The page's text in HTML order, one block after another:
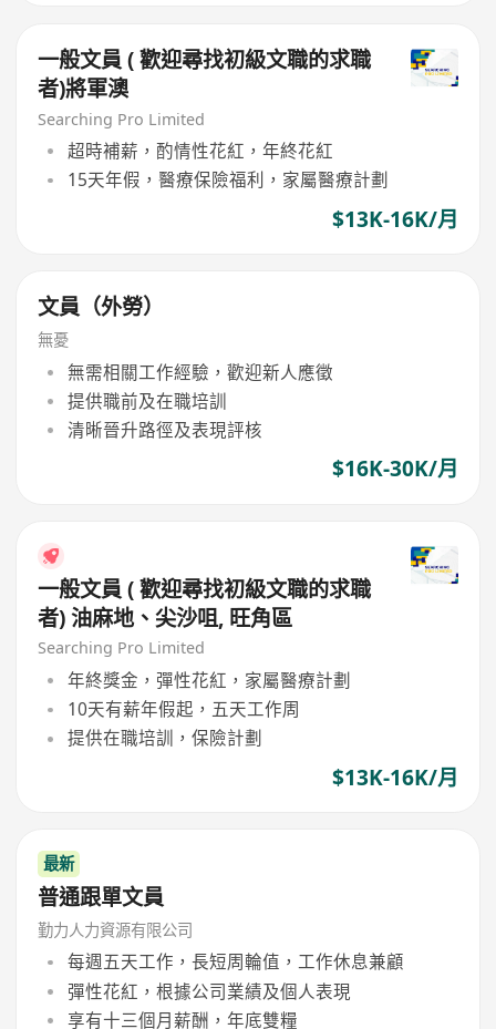
一般文員 ( 歡迎尋找初級文職的求職
者)將軍澳
Searching Pro Limited
超時補薪，酌情性花紅，年終花紅
15天年假，醫療保險福利，家屬醫療計劃
$13K-16K/月
文員（外勞）
無憂
無需相關工作經驗，歡迎新人應徵
提供職前及在職培訓
清晰晉升路徑及表現評核
$16K-30K/月
一般文員 ( 歡迎尋找初級文職的求職
者) 油麻地、尖沙咀, 旺角區
Searching Pro Limited
年終獎金，彈性花紅，家屬醫療計劃
10天有薪年假起，五天工作周
提供在職培訓，保險計劃
$13K-16K/月
最新
普通跟單文員
勤力人力資源有限公司
每週五天工作，長短周輪值，工作休息兼顧
彈性花紅，根據公司業績及個人表現
享有十三個月薪酬，年底雙糧